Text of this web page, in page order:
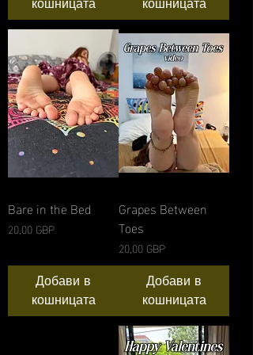
кошницата
кошницата
Bare in the Bed
Цена
20,00 GBP
Добави в
кошницата
Grapes Between
Toes
Цена
20,00 GBP
Добави в
кошницата